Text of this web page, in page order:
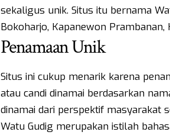
sekaligus unik. Situs itu bernama
Bokoharjo, Kapanewon Prambanan,
Penamaan Unik
Situs ini cukup menarik karena
atau candi dinamai berdasarkan
dinamai dari perspektif masyarakat
Watu Gudig merupakan istilah